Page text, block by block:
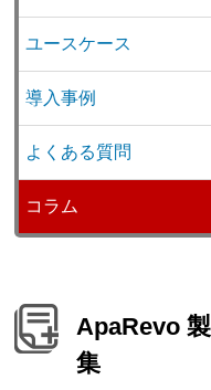
ユースケース
導入事例
よくある質問
コラム
ApaRevo
集